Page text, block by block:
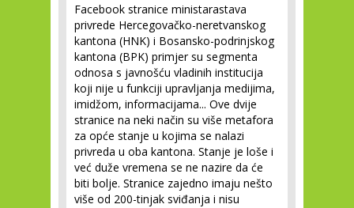
Facebook stranice ministarastava
privrede Hercegovačko-neretvanskog
kantona (HNK) i Bosansko-podrinjskog
kantona (BPK) primjer su segmenta
odnosa s javnošću vladinih institucija
koji nije u funkciji upravljanja medijima,
imidžom, informacijama... Ove dvije
stranice na neki način su više metafora
za opće stanje u kojima se nalazi
privreda u oba kantona. Stanje je loše i
već duže vremena se ne nazire da će
biti bolje. Stranice zajedno imaju nešto
više od 200-tinjak sviđanja i nisu